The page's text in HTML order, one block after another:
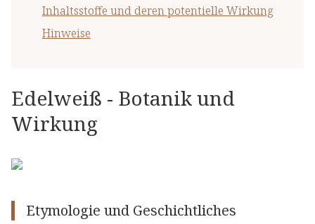
Inhaltsstoffe und deren potentielle Wirkung
Hinweise
Edelweiß - Botanik und
Wirkung
Etymologie und Geschichtliches